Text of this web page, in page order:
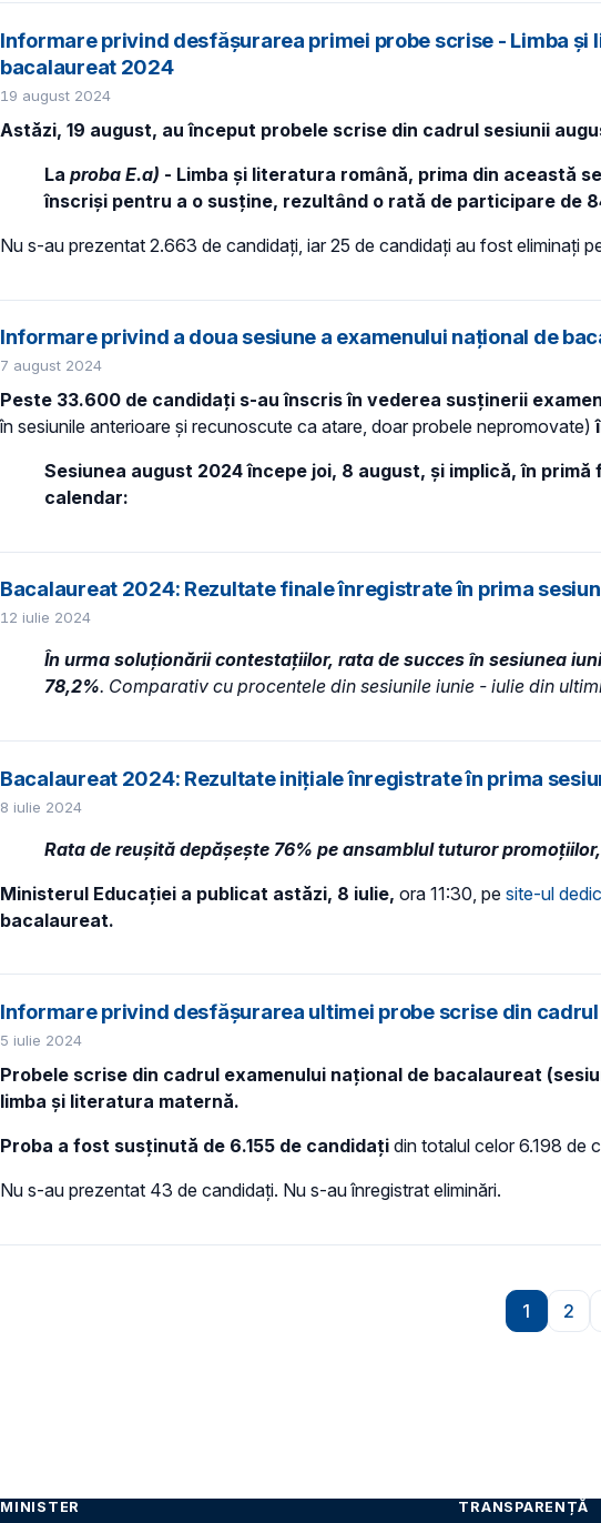
Informare privind desfășurarea primei probe scrise - Limba
bacalaureat 2024
19 august 2024
Astăzi, 19 august, au început probele scrise din cadrul sesiunii
La proba E.a) - Limba și literatura română, prima din această
înscriși pentru a o susține, rezultând o rată de participare de
Nu s-au prezentat 2.663 de candidați, iar 25 de candidați au fost eliminați
Informare privind a doua sesiune a examenului național de
7 august 2024
Peste 33.600 de candidaţi s-au înscris în vederea susținerii
în sesiunile anterioare și recunoscute ca atare, doar probele nepromovate)
Sesiunea august 2024 începe joi, 8 august, și implică, în
calendar:
Bacalaureat 2024: Rezultate finale înregistrate în prima
12 iulie 2024
În urma soluționării contestațiilor, rata de succes în sesiunea
78,2%. Comparativ cu procentele din sesiunile iunie - iulie din
Bacalaureat 2024: Rezultate inițiale înregistrate în prima
8 iulie 2024
Rata de reușită depășește 76% pe ansamblul tuturor
Ministerul Educației a publicat astăzi, 8 iulie, ora 11:30, pe site-ul
bacalaureat.
Informare privind desfășurarea ultimei probe scrise din
5 iulie 2024
Probele scrise din cadrul examenului național de bacalaureat
limba și literatura maternă.
Proba a fost susținută de 6.155 de candidați din totalul celor 6.198 de
Nu s-au prezentat 43 de candidați. Nu s-au înregistrat eliminări.
Pagina
1 2
MINISTER TRANSPARENȚĂ